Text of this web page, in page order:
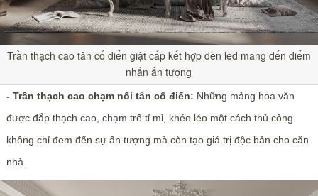
Trần thạch cao tân cổ điển giật cấp kết hợp đèn led mang đến điểm
nhấn ấn tượng
- Trần thạch cao chạm nổi tân cổ điển: Những mảng hoa văn
được đắp thạch cao, chạm trổ tỉ mỉ, khéo léo một cách thủ công
không chỉ đem đến sự ấn tượng mà còn tạo giá trị độc bản cho căn
nhà.